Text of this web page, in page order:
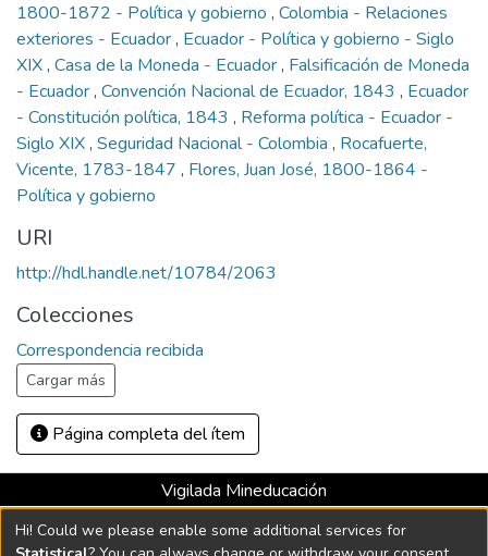
1800-1872 - Política y gobierno , Colombia - Relaciones
exteriores - Ecuador, Ecuador - Política y gobierno - Siglo
XIX, Casa de la Moneda - Ecuador, Falsificación de Moneda
- Ecuador, Convención Nacional de Ecuador, 1843 , Ecuador
- Constitución política, 1843 , Reforma política - Ecuador -
Siglo XIX, Seguridad Nacional - Colombia , Rocafuerte,
Vicente, 1783-1847 , Flores, Juan José, 1800-1864 -
Política y gobierno
URI
http://hdl.handle.net/10784/2063
Colecciones
Correspondencia recibida
Cargar más
Página completa del ítem
Vigilada Mineducación
Universidad con Acreditación Institucional hasta 2026 -
Resolución MEN 2158 de 2018
Hi! Could we please enable some additional services for